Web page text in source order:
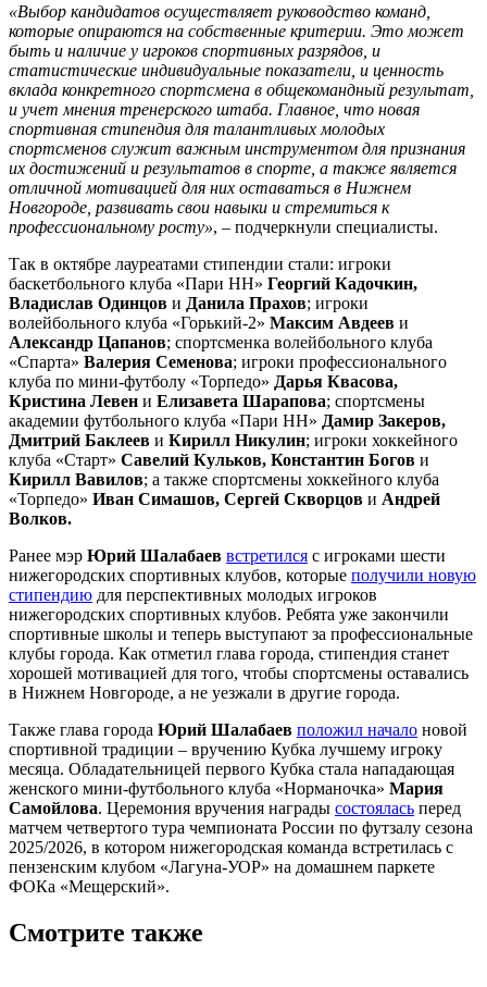
«Выбор кандидатов осуществляет руководство команд,
которые опираются на собственные критерии. Это может
быть и наличие у игроков спортивных разрядов, и
статистические индивидуальные показатели, и ценность
вклада конкретного спортсмена в общекомандный результат,
и учет мнения тренерского штаба. Главное, что новая
спортивная стипендия для талантливых молодых
спортсменов служит важным инструментом для признания
их достижений и результатов в спорте, а также является
отличной мотивацией для них оставаться в Нижнем
Новгороде, развивать свои навыки и стремиться к
профессиональному росту», – подчеркнули специалисты.
Так в октябре лауреатами стипендии стали: игроки
баскетбольного клуба «Пари НН» Георгий Кадочкин,
Владислав Одинцов и Данила Прахов; игроки
волейбольного клуба «Горький-2» Максим Авдеев и
Александр Цапанов; спортсменка волейбольного клуба
«Спарта» Валерия Семенова; игроки профессионального
клуба по мини-футболу «Торпедо» Дарья Квасова,
Кристина Левен и Елизавета Шарапова; спортсмены
академии футбольного клуба «Пари НН» Дамир Закеров,
Дмитрий Баклеев и Кирилл Никулин; игроки хоккейного
клуба «Старт» Савелий Кульков, Константин Богов и
Кирилл Вавилов; а также спортсмены хоккейного клуба
«Торпедо» Иван Симашов, Сергей Скворцов и Андрей
Волков.
Ранее мэр Юрий Шалабаев встретился с игроками шести
нижегородских спортивных клубов, которые получили новую
стипендию для перспективных молодых игроков
нижегородских спортивных клубов. Ребята уже закончили
спортивные школы и теперь выступают за профессиональные
клубы города. Как отметил глава города, стипендия станет
хорошей мотивацией для того, чтобы спортсмены оставались
в Нижнем Новгороде, а не уезжали в другие города.
Также глава города Юрий Шалабаев положил начало новой
спортивной традиции – вручению Кубка лучшему игроку
месяца. Обладательницей первого Кубка стала нападающая
женского мини-футбольного клуба «Норманочка» Мария
Самойлова. Церемония вручения награды состоялась перед
матчем четвертого тура чемпионата России по футзалу сезона
2025/2026, в котором нижегородская команда встретилась с
пензенским клубом «Лагуна-УОР» на домашнем паркете
ФОКа «Мещерский».
Смотрите также